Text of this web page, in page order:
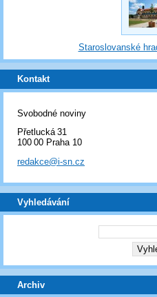
Staroslovanské
Kontakt
Svobodné noviny
Přetlucká 31
100 00 Praha 10
redakce@i-sn.cz
Vyhledávání
Archiv